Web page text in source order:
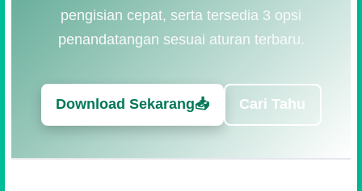
pengisian cepat, serta tersedia 3 opsi
penandatangan sesuai aturan terbaru.
Download Sekarang📥 Cari Tahu